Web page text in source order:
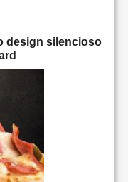
design silencioso